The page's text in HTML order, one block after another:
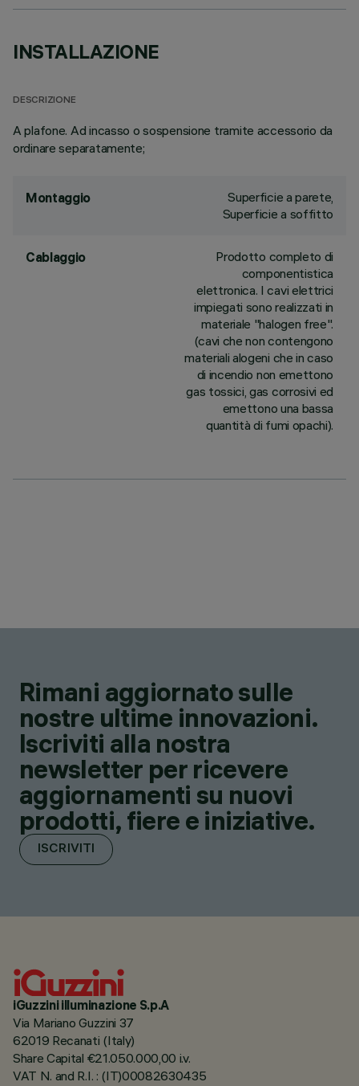
INSTALLAZIONE
DESCRIZIONE
A plafone. Ad incasso o sospensione tramite accessorio da
ordinare separatamente;
Montaggio
Superficie a parete,
Superficie a soffitto
Cablaggio
Prodotto completo di
componentistica
elettronica. I cavi elettrici
impiegati sono realizzati in
materiale "halogen free".
(cavi che non contengono
materiali alogeni che in caso
di incendio non emettono
gas tossici, gas corrosivi ed
emettono una bassa
quantità di fumi opachi).
Rimani aggiornato sulle
nostre ultime innovazioni.
Iscriviti alla nostra
newsletter per ricevere
aggiornamenti su nuovi
prodotti, fiere e iniziative.
ISCRIVITI
iGuzzini illuminazione S.p.A
Via Mariano Guzzini 37
62019 Recanati (Italy)
Share Capital €21.050.000,00 i.v.
VAT N. and R.I. : (IT)00082630435